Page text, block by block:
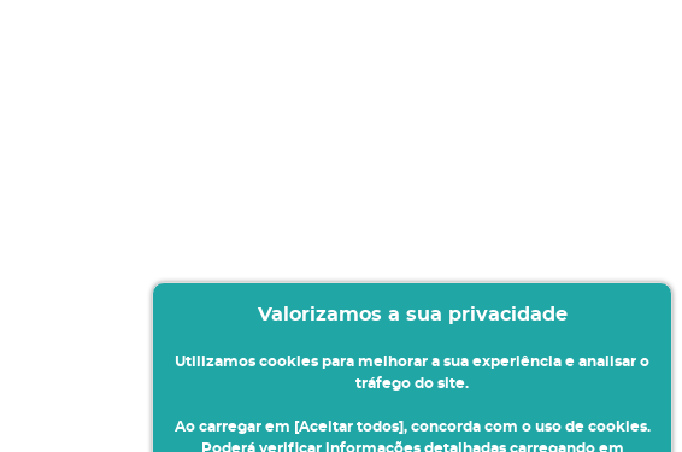
Valorizamos a sua privacidade
Utilizamos cookies para melhorar a sua experiência e analisar o
tráfego do site.
Ao carregar em [Aceitar todos], concorda com o uso de cookies.
Poderá verificar informações detalhadas carregando em